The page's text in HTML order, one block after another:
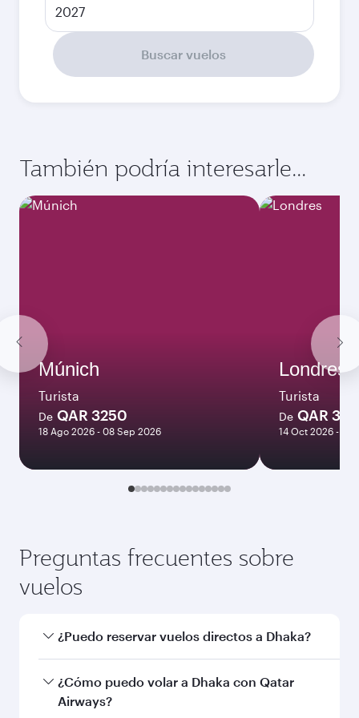
2027
Buscar vuelos
También podría interesarle...
Múnich
Turista
De QAR 3250
18 Ago 2026 - 08 Sep 2026
Londres
Turista
De QAR
14 Oct 2026 - 13
Preguntas frecuentes sobre
vuelos
¿Puedo reservar vuelos directos a Dhaka?
Sí, Qatar Airways opera vuelos directos a
Dhaka. Busque vuelos a través en nuestra
¿Cómo puedo volar a Dhaka con Qatar
Airways?